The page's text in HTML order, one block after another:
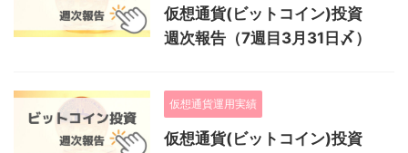
仮想通貨(ビットコイン)投資
週次報告（7週目3月31日〆）
仮想通貨運用実績
仮想通貨(ビットコイン)投資